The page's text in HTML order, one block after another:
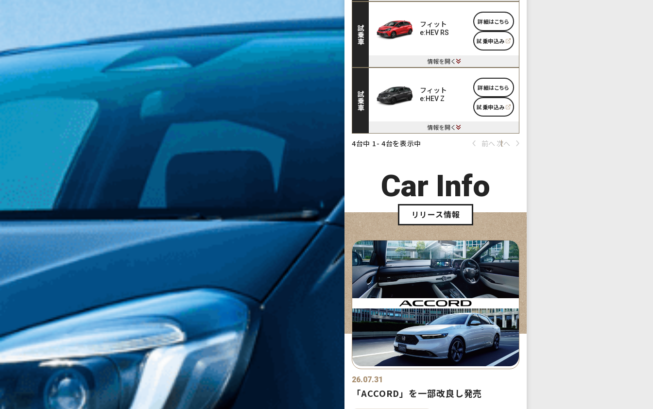
試乗車
フィット
e:HEV RS
詳細はこちら
試乗申込み
情報を開く
試乗車
フィット
e:HEV Z
詳細はこちら
試乗申込み
情報を開く
4台中 1- 4台を表示中 前へ 次へ
Car Info
リリース情報
26.07.31
「ACCORD」を一部改良し発売